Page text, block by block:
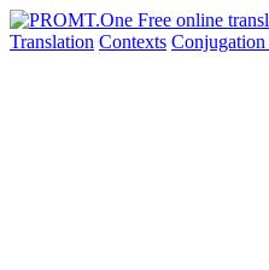
Translation Contexts Conjugation